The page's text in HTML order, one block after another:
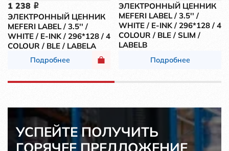
1 238 i
ЭЛЕКТРОННЫЙ ЦЕННИК
MEFERI LABEL / 3.5'' /
WHITE / E-INK / 296*128 / 4
COLOUR / BLE / LABELA
Подробнее
ЭЛЕКТРОННЫЙ ЦЕННИК
MEFERI LABEL / 3.5'' /
WHITE / E-INK / 296*128 / 4
COLOUR / BLE / SLIM /
LABELB
Подробнее
УСПЕЙТЕ ПОЛУЧИТЬ
ГОРЯЧЕЕ ПРЕДЛОЖЕНИЕ